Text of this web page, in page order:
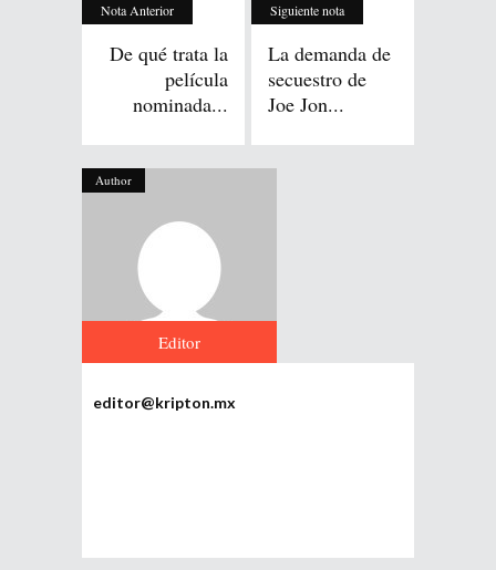
Nota Anterior
De qué trata la
película
nominada...
Siguiente nota
La demanda de
secuestro de
Joe Jon...
Author
Editor
editor@kripton.mx